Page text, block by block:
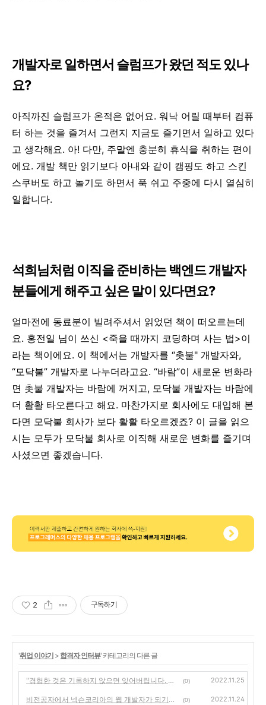
개발자로 일하면서 슬럼프가 왔던 적도 있나
요?
아직까진 슬럼프가 온적은 없어요. 워낙 어릴 때부터 컴퓨
터 하는 것을 즐겨서 그런지 지금도 즐기면서 일하고 있다
고 생각해요. 아! 다만, 주말엔 충분히 휴식을 취하는 편이
에요. 개발 책만 읽기보다 아내와 같이 캠핑도 하고 스킨
스쿠버도 하고 놀기도 하면서 푹 쉬고 주중에 다시 열심히
일합니다.
석희님처럼 이직을 준비하는 백엔드 개발자
분들에게 해주고 싶은 말이 있다면요?
얼마전에 동료분이 빌려주셔서 읽었던 책이 떠오르는데
요. 홍전일 님이 쓰신 <죽을 때까지 코딩하며 사는 법>이
라는 책이에요. 이 책에서는 개발자를 “촛불" 개발자와,
“모닥불” 개발자로 나누더라고요. “바람”이 새로운 변화라
면 촛불 개발자는 바람에 꺼지고, 모닥불 개발자는 바람에
더 활활 타오른다고 해요. 마찬가지로 회사에도 대입해 본
다면 모닥불 회사가 보다 활활 타오르겠죠? 이 글을 읽으
시는 모두가 모닥불 회사로 이직해 새로운 변화를 즐기며
사셨으면 좋겠습니다.
2 구독하기
'취업 이야기 > 합격자 인터뷰' 카테고리의 다른 글
"경험한 것은 기록하지 않으면 잊어버립니다. 반드시 기록하고 정리해두시는 것을 추천 드려요" - 프로그래머스 데브매칭을 통해 라인게임즈의 백엔드 개발자로 합류한 경선님 이야기 (0) 2022.11.25
비전공자에서 넥슨코리아의 웹 개발자가 되기까지 - 프로그래머스를 통해 넥슨코리아에 합류한 창엽님 이야기 (0) 2022.11.24